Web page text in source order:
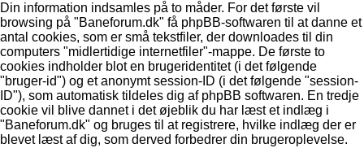
Din information indsamles på to måder. For det første vil
browsing på "Baneforum.dk" få phpBB-softwaren til at danne et
antal cookies, som er små tekstfiler, der downloades til din
computers "midlertidige internetfiler"-mappe. De første to
cookies indholder blot en brugeridentitet (i det følgende
"bruger-id") og et anonymt session-ID (i det følgende "session-
ID"), som automatisk tildeles dig af phpBB softwaren. En tredje
cookie vil blive dannet i det øjeblik du har læst et indlæg i
"Baneforum.dk" og bruges til at registrere, hvilke indlæg der er
blevet læst af dig, som derved forbedrer din brugeroplevelse.